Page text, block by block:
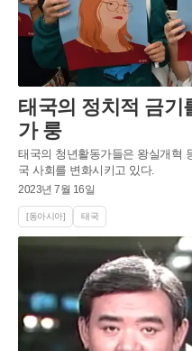
태국의 정치적 금기
가 룽
태국의 청년활동가들은 왕실개혁
국 사회를 변화시키고 있다.
2023년 7월 16일
[동아시아] 태국